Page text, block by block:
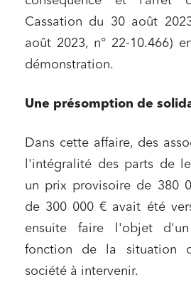
Cassation du 30 août
août 2023, n° 22-10.466)
démonstration.
Une présomption de
Dans cette affaire, des
l'intégralité des parts de
un prix provisoire de 380
de 300 000 € avait été
ensuite faire l'objet
fonction de la situation
société à intervenir.